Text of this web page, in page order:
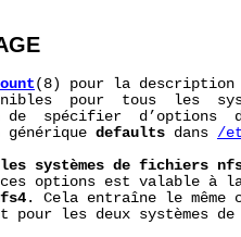
(8) pour la description
pour  tous  les
de  spécifier  d’options
générique
defaults dans /
les systèmes de fichiers
options est valable à
. Cela entraîne le même
pour les deux systèmes de